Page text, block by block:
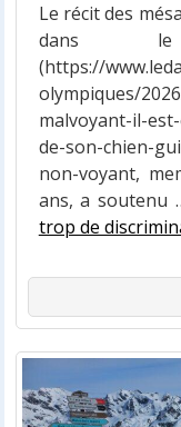
Le récit des
dans le
(https://
olympiques/
malvoyant-il-
de-son-chien-
non-voyant,
ans, a soutenu
trop de